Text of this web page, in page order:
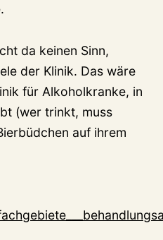
da keinen Sinn,
der Klinik. Das wäre
für Alkoholkranke, in
(wer trinkt, muss
auf ihrem